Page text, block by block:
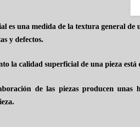
es una medida de la textura general de
y defectos.
la calidad superficial de una pieza
de las piezas producen